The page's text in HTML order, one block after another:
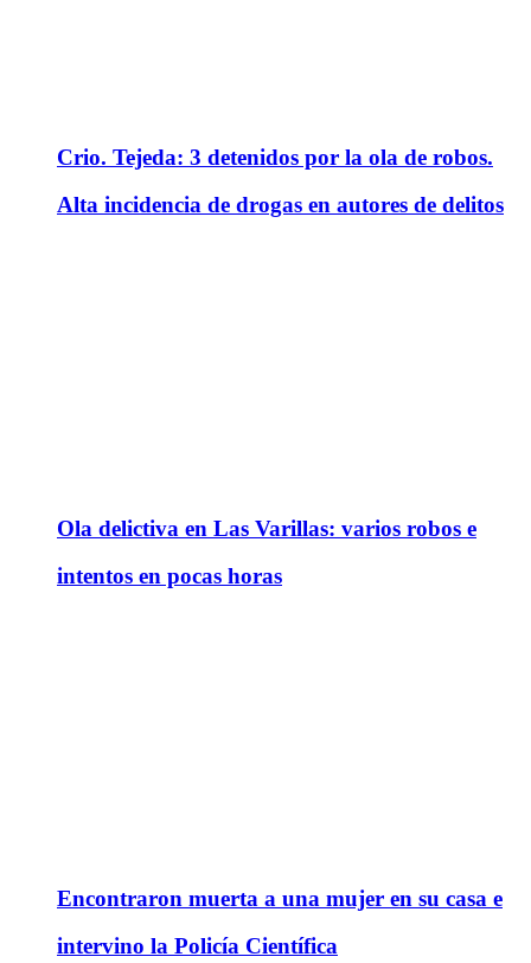
Crio. Tejeda: 3 detenidos por la ola de robos.
Alta incidencia de drogas en autores de delitos
Ola delictiva en Las Varillas: varios robos e
intentos en pocas horas
Encontraron muerta a una mujer en su casa e
intervino la Policía Científica